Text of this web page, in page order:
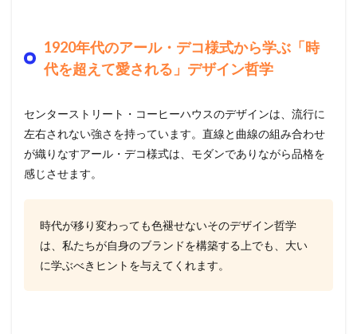
1920年代のアール・デコ様式から学ぶ「時
代を超えて愛される」デザイン哲学
センターストリート・コーヒーハウスのデザインは、流行に
左右されない強さを持っています。直線と曲線の組み合わせ
が織りなすアール・デコ様式は、モダンでありながら品格を
感じさせます。
時代が移り変わっても色褪せないそのデザイン哲学
は、私たちが自身のブランドを構築する上でも、大い
に学ぶべきヒントを与えてくれます。